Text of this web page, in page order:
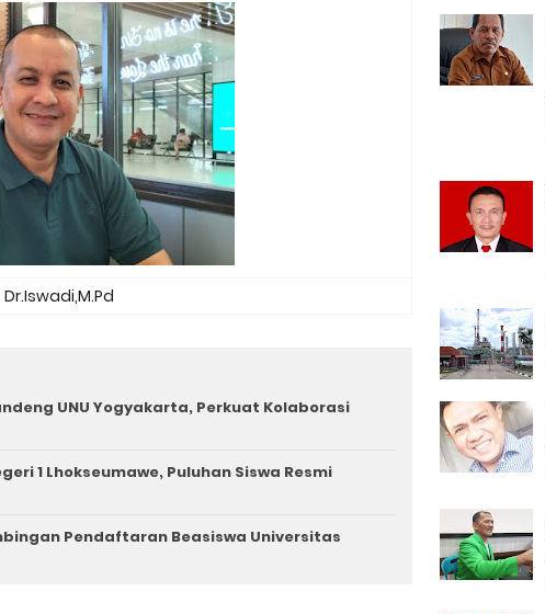
Dr.Iswadi,M.Pd
UNU Yogyakarta, Perkuat Kolaborasi
1 Lhokseumawe, Puluhan Siswa Resmi
Pendaftaran Beasiswa Universitas